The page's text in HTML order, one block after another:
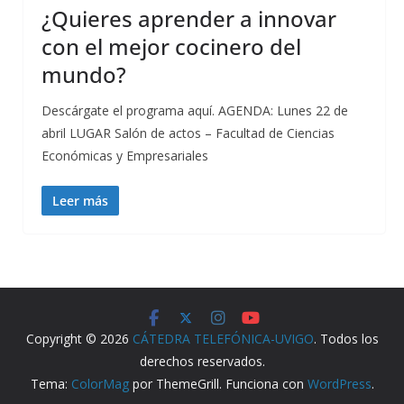
¿Quieres aprender a innovar
con el mejor cocinero del
mundo?
Descárgate el programa aquí. AGENDA: Lunes 22 de
abril LUGAR Salón de actos – Facultad de Ciencias
Económicas y Empresariales
Leer más
Copyright © 2026 CÁTEDRA TELEFÓNICA-UVIGO. Todos los
derechos reservados.
Tema: ColorMagpor ThemeGrill. Funciona con WordPress.